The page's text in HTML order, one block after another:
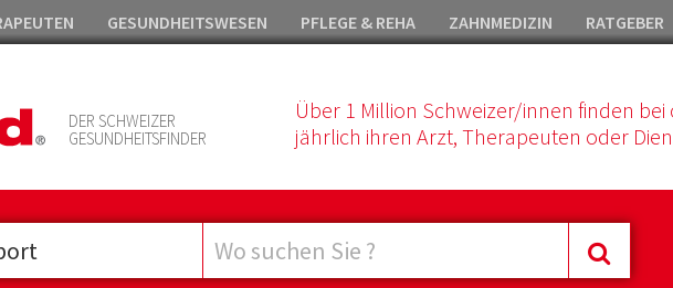
GESUNDHEITSWESEN PFLEGE & REHA ZAHNMEDIZIN RATGEBER
DER SCHWEIZER
GESUNDHEITSFINDER
Über 1 Million Schweizer/innen finden bei
jährlich ihren Arzt, Therapeuten oder